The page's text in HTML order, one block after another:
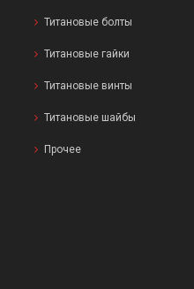
Титановые болты
Титановые гайки
Титановые винты
Титановые шайбы
Прочее